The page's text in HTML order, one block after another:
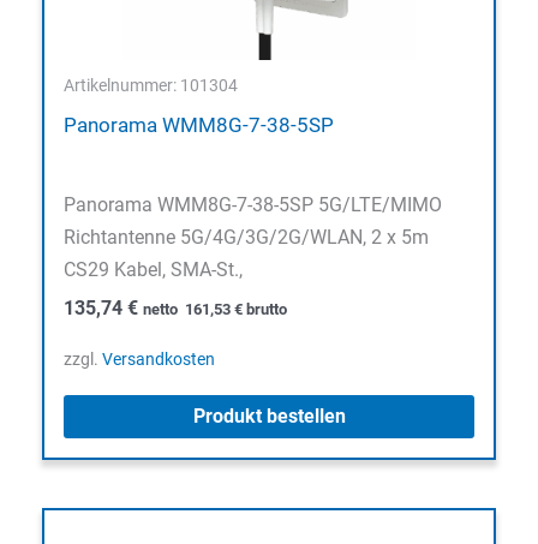
Artikelnummer: 101304
Panorama WMM8G-7-38-5SP
Panorama WMM8G-7-38-5SP 5G/LTE/MIMO
Richtantenne 5G/4G/3G/2G/WLAN, 2 x 5m
CS29 Kabel, SMA-St.,
135,74 € netto 161,53 € brutto
zzgl. Versandkosten
Produkt bestellen